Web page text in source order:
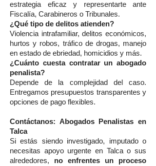
estrategia eficaz y representarte ante
Fiscalía, Carabineros o Tribunales.
¿Qué tipo de delitos atienden?
Violencia intrafamiliar, delitos económicos,
hurtos y robos, tráfico de drogas, manejo
en estado de ebriedad, homicidios y más.
¿Cuánto cuesta contratar un abogado
penalista?
Depende de la complejidad del caso.
Entregamos presupuestos transparentes y
opciones de pago flexibles.
Contáctanos: Abogados Penalistas en
Talca
Si estás siendo investigado, imputado o
necesitas apoyo urgente en Talca o sus
alrededores, no enfrentes un proceso